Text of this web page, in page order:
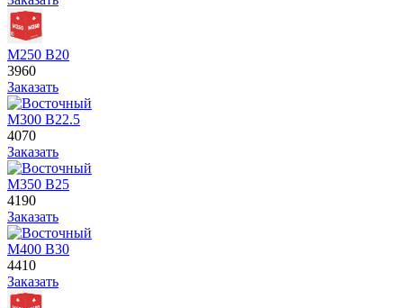
М250 В20
3960
Заказать
М300 В22.5
4070
Заказать
М350 В25
4190
Заказать
М400 В30
4410
Заказать